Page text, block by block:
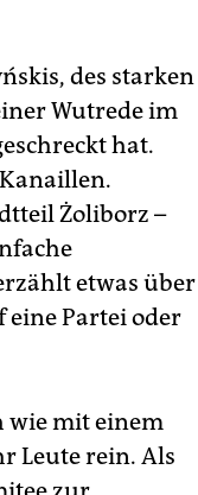
des starken
Wutrede im
hat.
Żoliborz –
etwas über
eine Partei oder
wie mit einem
Leute rein. Als